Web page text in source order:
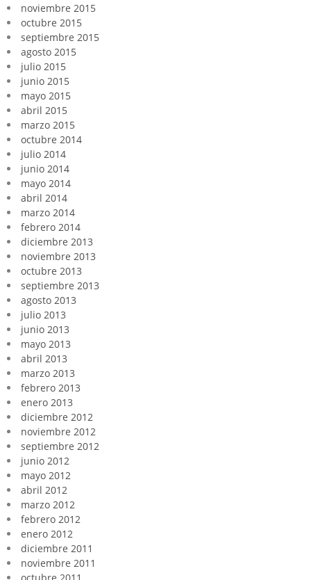
noviembre 2015
octubre 2015
septiembre 2015
agosto 2015
julio 2015
junio 2015
mayo 2015
abril 2015
marzo 2015
octubre 2014
julio 2014
junio 2014
mayo 2014
abril 2014
marzo 2014
febrero 2014
diciembre 2013
noviembre 2013
octubre 2013
septiembre 2013
agosto 2013
julio 2013
junio 2013
mayo 2013
abril 2013
marzo 2013
febrero 2013
enero 2013
diciembre 2012
noviembre 2012
septiembre 2012
junio 2012
mayo 2012
abril 2012
marzo 2012
febrero 2012
enero 2012
diciembre 2011
noviembre 2011